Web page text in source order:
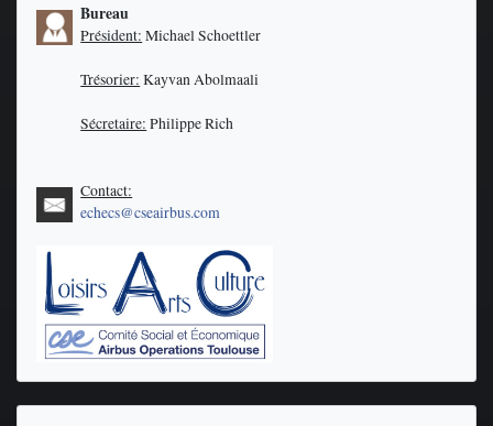
Bureau
Président: Michael Schoettler
Trésorier: Kayvan Abolmaali
Sécretaire: Philippe Rich
Contact:
echecs@cseairbus.com